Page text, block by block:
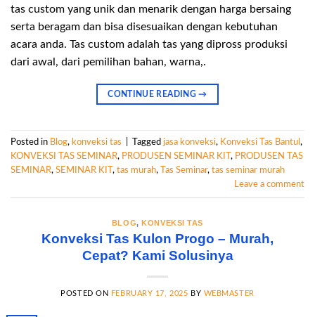
tas custom yang unik dan menarik dengan harga bersaing
serta beragam dan bisa disesuaikan dengan kebutuhan
acara anda. Tas custom adalah tas yang dipross produksi
dari awal, dari pemilihan bahan, warna,.
CONTINUE READING→
Posted in Blog, konveksi tas Tagged jasa konveksi, Konveksi Tas Bantul ,
KONVEKSI TAS SEMINAR, PRODUSEN SEMINAR KIT , PRODUSEN TAS
SEMINAR, SEMINAR KIT , tas murah, Tas Seminar, tas seminar murah
Leave a comment
BLOG,KONVEKSI TAS
Konveksi Tas Kulon Progo – Murah,
Cepat? Kami Solusinya
POSTED ON FEBRUARY 17, 2025 BY WEBMASTER